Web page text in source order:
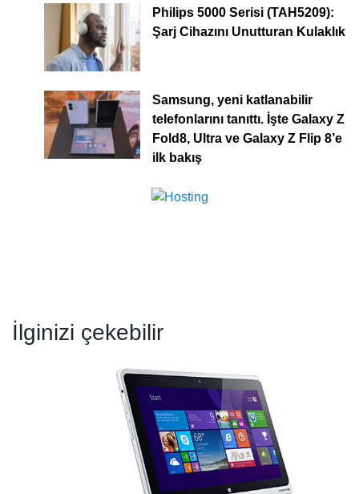
Philips 5000 Serisi (TAH5209):
Şarj Cihazını Unutturan Kulaklık
Samsung, yeni katlanabilir
telefonlarını tanıttı. İşte Galaxy Z
Fold8, Ultra ve Galaxy Z Flip 8’e
ilk bakış
İlginizi çekebilir